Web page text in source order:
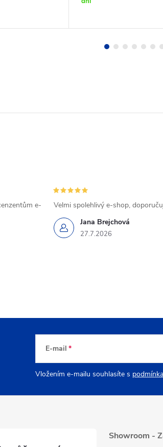
e-
Jana Brejchová
27.7.2026
Velmi spolehlivý e-shop,
E-mail
Vložením e-mailu souhlasíte s
Showroom -